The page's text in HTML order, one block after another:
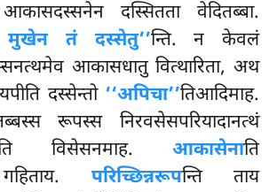
दस्सितता वेदितब्बा.
मुखेन तं दस्सेतु’’न्ति. न केवलं
आकासधातु वित्थारिता, अथ
दस्सेन्तो ‘‘अपिचा’’तिआदिमाह.
रूपस्स निरवसेसपरियादानत्थं
विसेसनमाह. आकासेनाति
परिच्छिन्नरूपन्ति ताय